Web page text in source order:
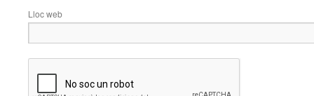
Lloc web